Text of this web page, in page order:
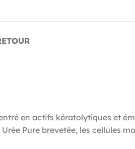
en actifs kératolytiques et
Pure brevetée, les cellules